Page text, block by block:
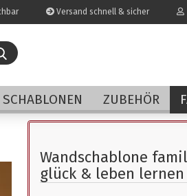
Versand schnell & sicher
E-Mail
Passwort
Schablonen
suche
hier
...
ZUBEHÖR
Wandschablone
glück & leben lernen